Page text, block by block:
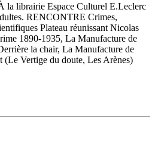
la librairie Espace Culturel E.Leclerc
RENCONTRE Crimes,
Plateau réunissant Nicolas
1890-1935, La Manufacture de
la chair, La Manufacture de
(Le Vertige du doute, Les Arènes)